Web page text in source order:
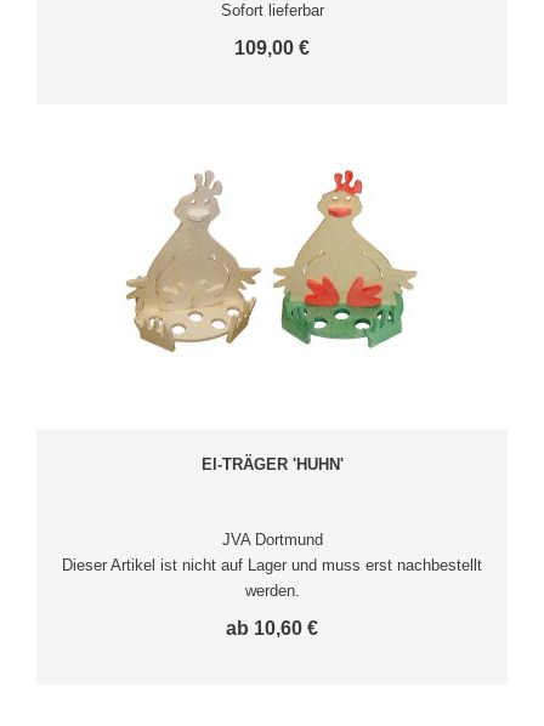
Sofort lieferbar
109,00 €
EI-TRÄGER 'HUHN'
JVA Dortmund
Dieser Artikel ist nicht auf Lager und muss erst nachbestellt
werden.
ab 10,60 €